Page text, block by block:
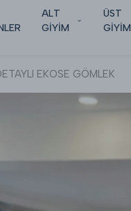
ALT
GİYİM
ÜST
GİYİM
EKOSE GÖMLEK